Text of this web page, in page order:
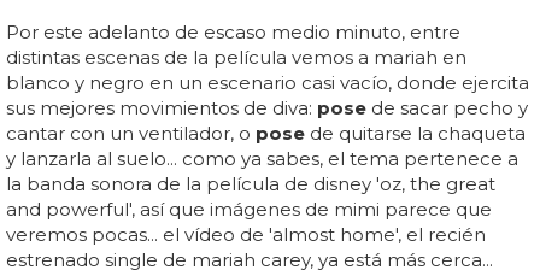
Por este adelanto de escaso medio minuto, entre
distintas escenas de la película vemos a mariah en
blanco y negro en un escenario casi vacío, donde ejercita
sus mejores movimientos de diva: pose de sacar pecho y
cantar con un ventilador, o pose de quitarse la chaqueta
y lanzarla al suelo... como ya sabes, el tema pertenece a
la banda sonora de la película de disney 'oz, the great
and powerful', así que imágenes de mimi parece que
veremos pocas... el vídeo de 'almost home', el recién
estrenado single de mariah carey, ya está más cerca...